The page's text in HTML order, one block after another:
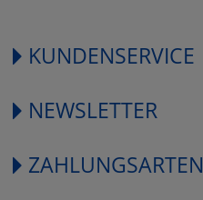
KUNDENSERVICE
NEWSLETTER
ZAHLUNGSARTEN